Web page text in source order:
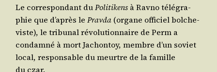
Le cor­res­pon­dant duPoli­ti­kens à Rav­no télé­gra­
phie que d’a­près le Prav­da (organe offi­ciel bol­che­
viste), le tri­bu­nal révo­lu­tion­naire de Perm a
condam­né à mort Jachon­toy, membre d’un soviet
local, res­pon­sable du meurtre de la famille
du czar.